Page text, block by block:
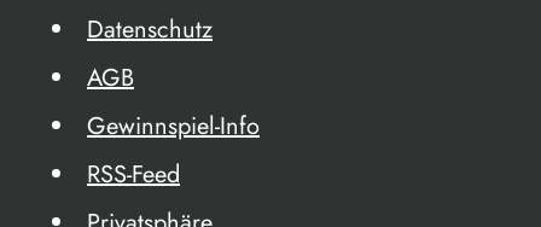
Datenschutz
AGB
Gewinnspiel-Info
RSS-Feed